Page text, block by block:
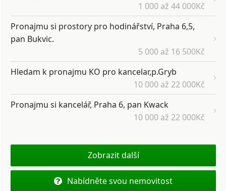
1 000 až 44 000Kč
Pronajmu si prostory pro hodinářství, Praha 6,5,
pan Bukvic.
5 000 až 16 500Kč
Hledam k pronajmu KO pro kancelar,p.Gryb
10 000 až 22 000Kč
Pronajmu si kancelář, Praha 6, pan Kwack
10 000 až 22 000Kč
Zobrazit další
Nabídněte svou nemovitost